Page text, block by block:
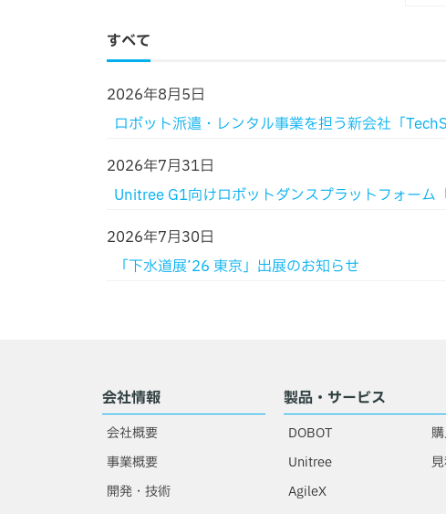
すべて
2026年8月5日
ロボット派遣・レンタル事業を担う新会社「
2026年7月31日
Unitree G1向けロボットダンスプラットフォー
2026年7月30日
「下水道展’26 東京」出展のお知らせ
会社情報
会社概要
事業概要
開発・技術
製品・サービス
DOBOT
Unitree
AgileX